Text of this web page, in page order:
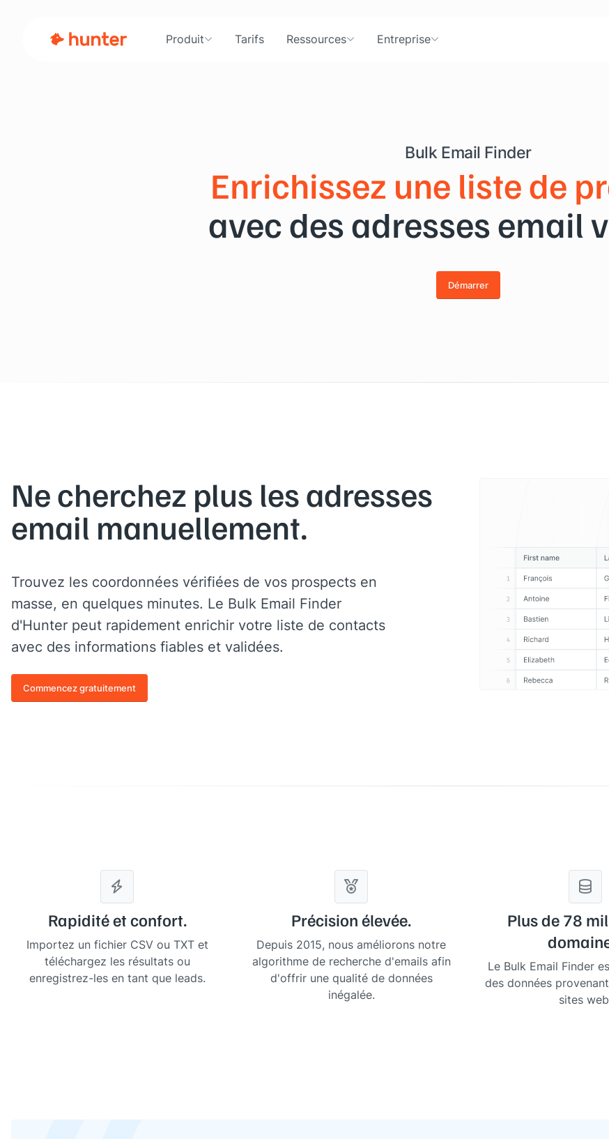
Produit Tarifs Ressources Entreprise
Bulk Email Finder
Enrichissez une liste de
avec des adresses email
Démarrer
Ne cherchez plus les adresses
email manuellement.
Trouvez les coordonnées vérifiées de vos prospects en
masse, en quelques minutes. Le Bulk Email Finder
d'Hunter peut rapidement enrichir votre liste de contacts
avec des informations fiables et validées.
Commencez gratuitement
Rapidité et confort.
Importez un fichier CSV ou TXT et
téléchargez les résultats ou
enregistrez-les en tant que leads.
Précision élevée.
Depuis 2015, nous améliorons notre
algorithme de recherche d'emails afin
d'offrir une qualité de données
inégalée.
Plus de 78
Le Bulk Email Finder
des données
sites